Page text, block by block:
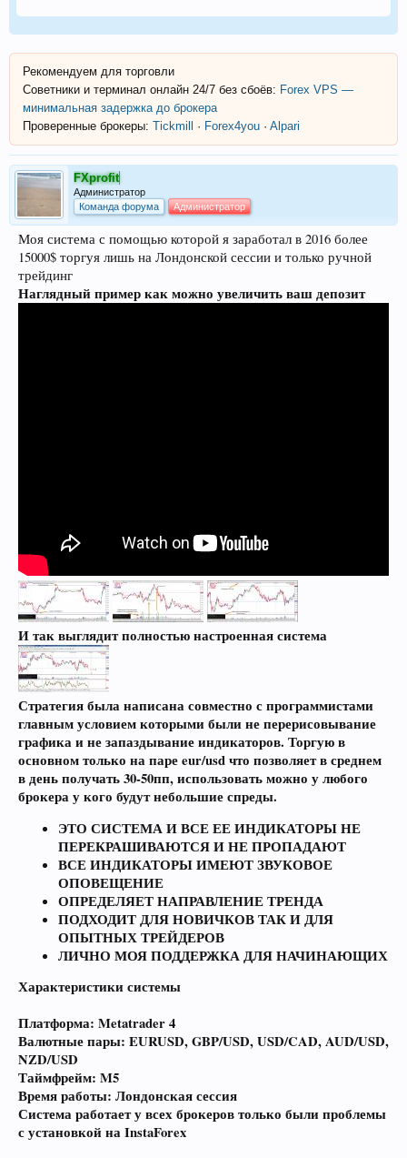
Рекомендуем для торговли
Советники и терминал онлайн 24/7 без сбоёв: Forex VPS —
минимальная задержка до брокера
Проверенные брокеры: Tickmill · Forex4you · Alpari
FXprofit
Администратор
Команда форума
Администратор
Моя система с помощью которой я заработал в 2016 более
15000$ торгуя лишь на Лондонской сессии и только ручной
трейдинг
Наглядный пример как можно увеличить ваш депозит
И так выглядит полностью настроенная система
Стратегия была написана совместно с программистами
главным условием которыми были не перерисовывание
графика и не запаздывание индикаторов. Торгую в
основном только на паре eur/usd что позволяет в среднем
в день получать 30-50пп, использовать можно у любого
брокера у кого будут небольшие спреды.
ЭТО СИСТЕМА И ВСЕ ЕЕ ИНДИКАТОРЫ НЕ
ПЕРЕКРАШИВАЮТСЯ И НЕ ПРОПАДАЮТ
ВСЕ ИНДИКАТОРЫ ИМЕЮТ ЗВУКОВОЕ
ОПОВЕЩЕНИЕ
ОПРЕДЕЛЯЕТ НАПРАВЛЕНИЕ ТРЕНДА
ПОДХОДИТ ДЛЯ НОВИЧКОВ ТАК И ДЛЯ
ОПЫТНЫХ ТРЕЙДЕРОВ
ЛИЧНО МОЯ ПОДДЕРЖКА ДЛЯ НАЧИНАЮЩИХ
Характеристики системы
Платформа: Metatrader 4
Валютные пары: EURUSD, GBP/USD, USD/CAD, AUD/USD,
NZD/USD
Таймфрейм: M5
Время работы: Лондонская сессия
Система работает у всех брокеров только были проблемы
с установкой на InstaForex